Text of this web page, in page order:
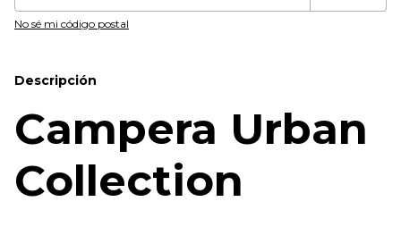
No sé mi código postal
Descripción
Campera Urban
Collection